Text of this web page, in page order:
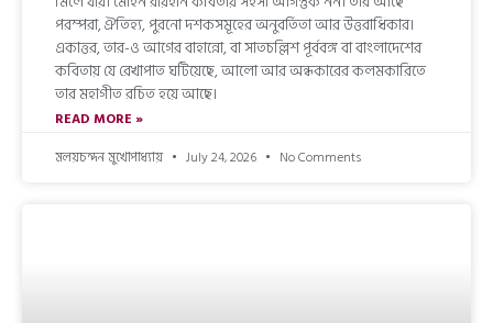
পরম্পরা, ঐতিহ্য, পুরনো দশকসমূহের অনুবর্তিতা আর উত্তরাধিকার।
একাত্তর, তার-ও আগের বাহান্নো, বা সাতচল্লিশ পূর্ববঙ্গ বা বাংলাদেশের
কবিতায় যে রেখাপাত ঘটিয়েছে, আলো আর অন্ধকারের কলমকারিতে
তার মহাগীত রচিত হয়ে আছে।
READ MORE »
মলয়চন্দন মুখোপাধ্যায়
July 24, 2026 No Comments